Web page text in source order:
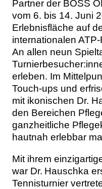
Partner der BOSS
vom 6. bis 14. Juni
Erlebnisfläche auf
internationalen
An allen neun
erleben. Im
Touch-ups und
mit ikonischen Dr.
den Bereichen
ganzheitliche
hautnah erlebbar
Mit ihrem
war Dr. Hauschka
Tennisturnier